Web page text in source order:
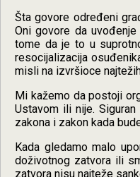
Šta govore određeni
Oni govore da
tome da je to u
resocijalizacija
misli na izvršioce
Mi kažemo da postoji
Ustavom ili nije.
zakona i zakon kada
Kada gledamo malo
doživotnog zatvora ili
zatvora nisu najteže